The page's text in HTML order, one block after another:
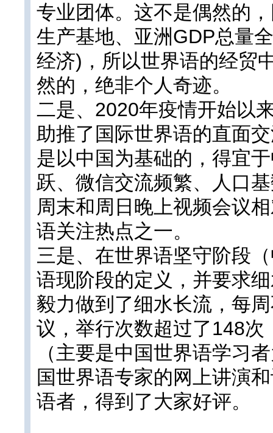
专业团体。这不是偶然的
生产基地、亚洲GDP总量
经济)，所以世界语的经贸
然的，绝非个人奇迹。
二是、2020年疫情开始以
助推了国际世界语的直面
是以中国为基础的，得宜
跃、微信交流频繁、人口
周末和周日晚上视频会议
语关注热点之一。
三是、在世界语坚守阶段
语现阶段的定义，并要求
毅力做到了细水长流，每
议，举行次数超过了148
（主要是中国世界语学习
国世界语专家的网上讲演
语者，得到了大家好评。